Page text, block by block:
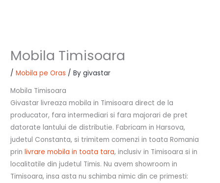
Mobila Timisoara
/Mobila pe Oras / Bygivastar
Mobila Timisoara
Givastar livreaza mobila in Timisoara direct de la
producator, fara intermediari si fara majorari de pret
datorate lantului de distributie. Fabricam in Harsova,
judetul Constanta, si trimitem comenzi in toata Romania
prinlivrare mobila in toata tara, inclusiv in Timisoara si in
localitatile din judetul Timis. Nu avem showroom in
Timisoara, insa asta nu schimba nimic din ce primesti: